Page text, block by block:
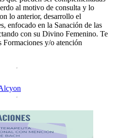
al motivo de consulta y lo
lo anterior, desarrollo el
enfocado en la Sanación de las
con su Divino Femenino. Te
Formaciones y/o atención